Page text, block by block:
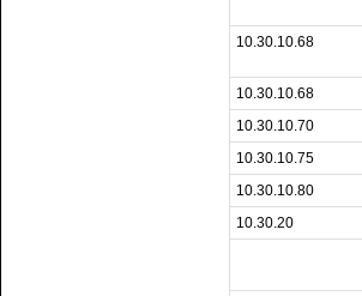
10.30.10.68
10.30.10.68
10.30.10.70
10.30.10.75
10.30.10.80
10.30.20